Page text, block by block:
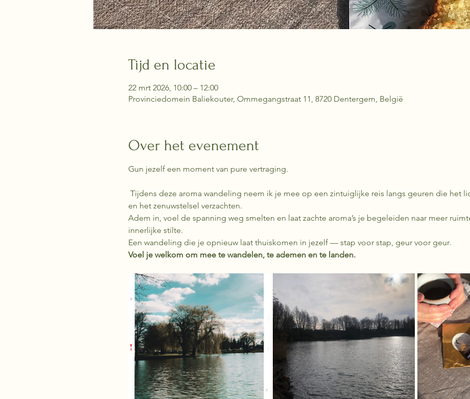
Tijd en locatie
22 mrt 2026, 10:00 – 12:00
Provinciedomein Baliekouter, Ommegangstraat 11, 8720 Dentergem, België
Over het evenement
Gun jezelf een moment van pure vertraging.
en het zenuwstelsel verzachten.
Adem in, voel de spanning weg smelten en laat zachte aroma’s je begeleiden naar meer
innerlijke stilte.
Een wandeling die je opnieuw laat thuiskomen in jezelf — stap voor stap, geur voor geur.
Voel je welkom om mee te wandelen, te ademen en te landen.